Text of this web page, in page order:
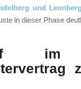
und Leonberg
in dieser Phase
im